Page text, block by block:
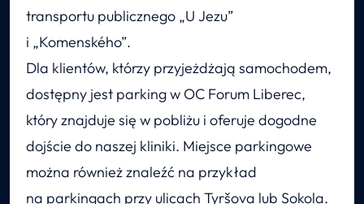
transportu publicznego „U Jezu”
i „Komenského”.
Dla klientów, którzy przyjeżdżają samochodem,
dostępny jest parking w OC Forum Liberec,
który znajduje się w pobliżu i oferuje dogodne
dojście do naszej kliniki. Miejsce parkingowe
można również znaleźć na przykład
na parkingach przy ulicach Tyršova lub Sokola.